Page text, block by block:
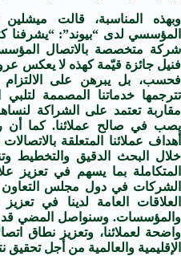
وبهذه المناسبة، قالت
المؤسسي لدى “بيوند”: “يشرفنا
شركة متخصصة بالاتصال
فنيل جائزة قيّمة كهذه لا يعكس
فحسب، بل يبرهن على الالتزام
تترجمها خدماتنا المصممة لتلبي
مقاربة تعتمد على الشراكة
يصب في صالح عملائنا. كما أن
أهداف عملائنا المتعلقة
خلال البحث الدقيق والتخطيط
المتكاملة بما يسهم في تعزيز
العلاقات العامة لدينا في
والمؤسسات. وسنواصل المضي قدماً
واضحة لعملائنا، وتعزيز نطاق
الإقليمية والعالمية من أجل تحقيق